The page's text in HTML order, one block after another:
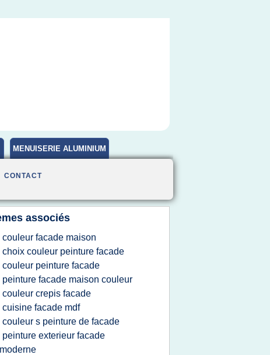
MENUISERIE ALUMINIUM
CONTACT
associés
couleur facade maison
choix couleur peinture facade
couleur peinture facade
peinture facade maison couleur
couleur crepis facade
cuisine facade mdf
couleur s peinture de facade
peinture exterieur facade
moderne